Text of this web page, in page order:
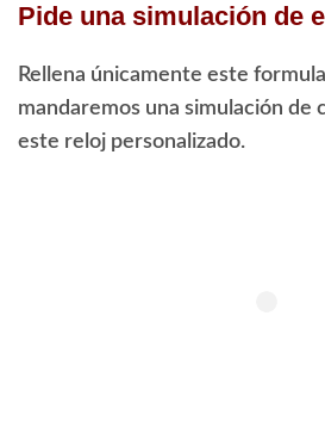
Pide una simulación de
Rellena únicamente este
mandaremos una simulación de
este reloj personalizado.